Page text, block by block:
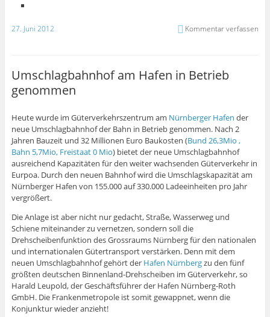
27. Juni 2012 Kommentar verfassen
Umschlagbahnhof am Hafen in Betrieb
genommen
Heute wurde im Güterverkehrszentrum am Nürnberger Hafen der
neue Umschlagbahnhof der Bahn in Betrieb genommen. Nach 2
Jahren Bauzeit und 32 Millionen Euro Baukosten (Bund 26,3Mio ,
Bahn 5,7Mio, Freistaat 0 Mio) bietet der neue Umschlagbahnhof
ausreichend Kapazitäten für den weiter wachsenden Güterverkehr in
Eurpoa. Durch den neuen Bahnhof wird die Umschlagskapazität am
Nürnberger Hafen von 155.000 auf 330.000 Ladeeinheiten pro Jahr
vergrößert.
Die Anlage ist aber nicht nur gedacht, Straße, Wasserweg und
Schiene miteinander zu vernetzen, sondern soll die
Drehscheibenfunktion des Grossraums Nürnberg für den nationalen
und internationalen Gütertransport verstärken. Denn mit dem
neuen Umschlagbahnhof gehört der Hafen Nürnbergzu den fünf
größten deutschen Binnenland-Drehscheiben im Güterverkehr, so
Harald Leupold, der Geschäftsführer der Hafen Nürnberg-Roth
GmbH. Die Frankenmetropole ist somit gewappnet, wenn die
Konjunktur wieder anzieht!